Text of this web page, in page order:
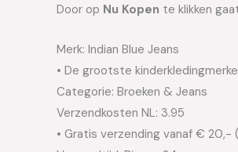
Door op Nu Kopen te klikken
Merk: Indian Blue Jeans
• De grootste
Categorie: Broeken & Jeans
Verzendkosten NL: 3.95
• Gratis verzending vanaf €